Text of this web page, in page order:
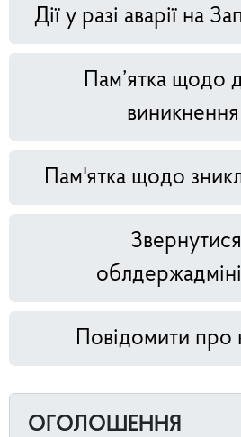
Дії у разі аварії на
Пам’ятка щодо
Пам'ятка щодо
Повідомити про
ОГОЛОШЕННЯ